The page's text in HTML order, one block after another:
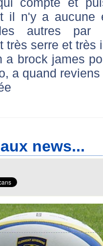
il n'y a
autres par
très serre et très
a brock james
a quand
news...